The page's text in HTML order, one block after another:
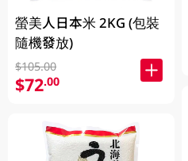
螢美人日本米 2KG (包裝
隨機發放)
$105.00
$72.00